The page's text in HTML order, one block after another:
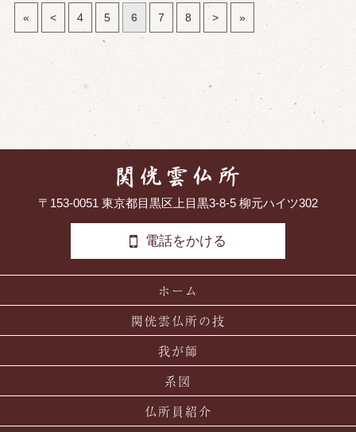
« < 4 5 6 7 8 > »
〒153-0051 東京都目黒区上目黒3-8-5 柳元ハイツ302
電話をかける
ホーム
関侊雲仏所の技
我が師
系図
仏所員紹介